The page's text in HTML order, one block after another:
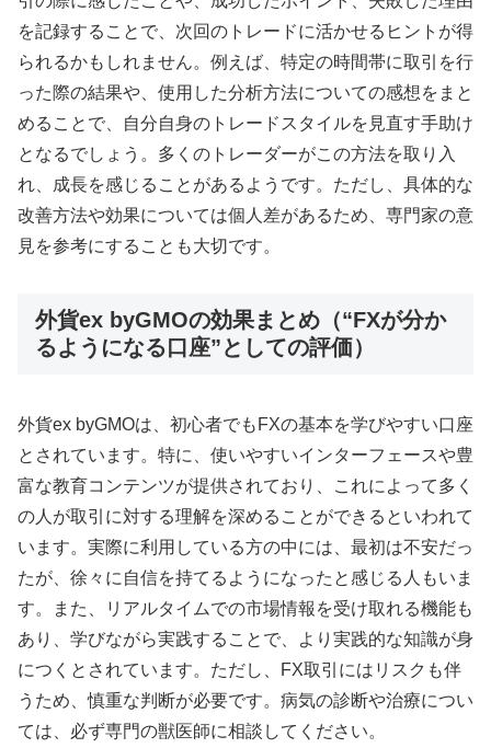
を記録することで、次回のトレードに活かせるヒントが得
られるかもしれません。例えば、特定の時間帯に取引を行
った際の結果や、使用した分析方法についての感想をまと
めることで、自分自身のトレードスタイルを見直す手助け
となるでしょう。多くのトレーダーがこの方法を取り入
れ、成長を感じることがあるようです。ただし、具体的な
改善方法や効果については個人差があるため、専門家の意
見を参考にすることも大切です。
外貨ex byGMOの効果まとめ（“FXが分か
るようになる口座”としての評価）
外貨ex byGMOは、初心者でもFXの基本を学びやすい口座
とされています。特に、使いやすいインターフェースや豊
富な教育コンテンツが提供されており、これによって多く
の人が取引に対する理解を深めることができるといわれて
います。実際に利用している方の中には、最初は不安だっ
たが、徐々に自信を持てるようになったと感じる人もいま
す。また、リアルタイムでの市場情報を受け取れる機能も
あり、学びながら実践することで、より実践的な知識が身
につくとされています。ただし、FX取引にはリスクも伴
うため、慎重な判断が必要です。病気の診断や治療につい
ては、必ず専門の獣医師に相談してください。